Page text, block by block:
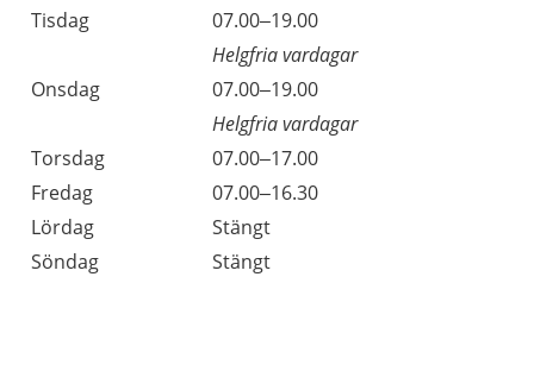
Tisdag
07.00–19.00
Helgfria vardagar
Onsdag
07.00–19.00
Helgfria vardagar
Torsdag
07.00–17.00
Fredag
07.00–16.30
Lördag
Stängt
Söndag
Stängt